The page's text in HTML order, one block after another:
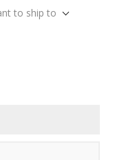
to ship to